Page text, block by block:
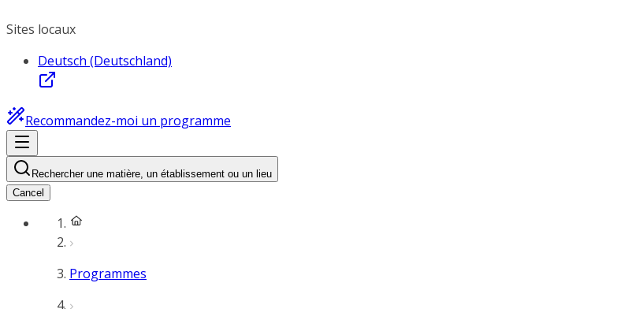
Sites locaux
Deutsch (Deutschland)
Recommandez-moi un programme
Rechercher une matière, un établissement ou un lieu
Cancel
Programmes